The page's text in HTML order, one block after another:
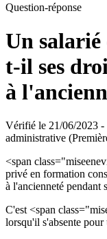
Question-réponse
Un
t-il ses
à
Vérifié le 21/06/2023
administrative
<span
privé en formation
à l'ancienneté pendant
C'est <span
lorsqu'il s'absente pour